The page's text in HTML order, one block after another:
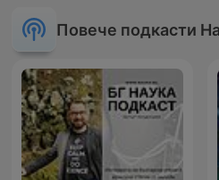
Повече подкасти